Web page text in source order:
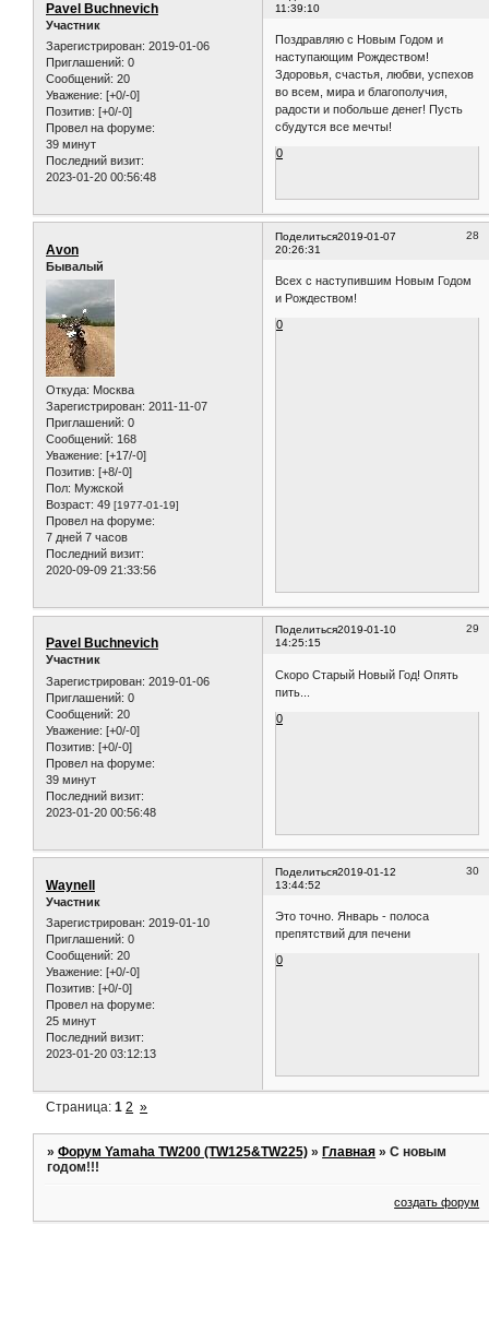
11:39:10
Pavel Buchnevich
Участник
Зарегистрирован: 2019-01-06
Приглашений: 0
Сообщений: 20
Уважение: [+0/-0]
Позитив: [+0/-0]
Провел на форуме:
39 минут
Последний визит:
2023-01-20 00:56:48
Поздравляю с Новым Годом и
наступающим Рождеством!
Здоровья, счастья, любви, успехов
во всем, мира и благополучия,
радости и побольше денег! Пусть
сбудутся все мечты!
0
Поделиться 28
2019-01-07
20:26:31
Avon
Бывалый
Откуда: Москва
Зарегистрирован: 2011-11-07
Приглашений: 0
Сообщений: 168
Уважение: [+17/-0]
Позитив: [+8/-0]
Пол: Мужской
Возраст: 49 [1977-01-19]
Провел на форуме:
7 дней 7 часов
Последний визит:
2020-09-09 21:33:56
Всех с наступившим Новым Годом
и Рождеством!
0
Поделиться 29
2019-01-10
14:25:15
Pavel Buchnevich
Участник
Зарегистрирован: 2019-01-06
Приглашений: 0
Сообщений: 20
Уважение: [+0/-0]
Позитив: [+0/-0]
Провел на форуме:
39 минут
Последний визит:
2023-01-20 00:56:48
Скоро Старый Новый Год! Опять
пить...
0
Поделиться 30
2019-01-12
13:44:52
Waynell
Участник
Зарегистрирован: 2019-01-10
Приглашений: 0
Сообщений: 20
Уважение: [+0/-0]
Позитив: [+0/-0]
Провел на форуме:
25 минут
Последний визит:
2023-01-20 03:12:13
Это точно. Январь - полоса
препятствий для печени
0
Страница:1 2 »
»Форум Yamaha TW200 (TW125&TW225) » Главная »С новым
годом!!!
создать форум